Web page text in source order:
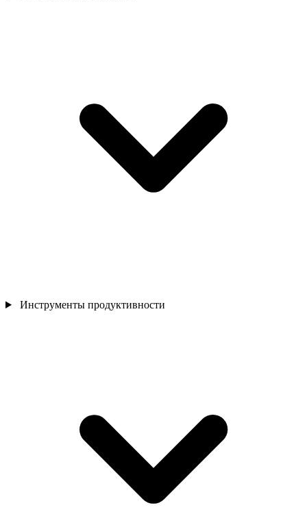
Инструменты продуктивности